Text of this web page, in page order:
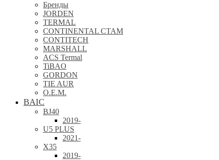
Бренды
JORDEN
TERMAL
CONTINENTAL CTAM
CONTITECH
MARSHALL
ACS Termal
TiBAO
GORDON
TIE AUR
O.E.M.
BAIC
BJ40
2019-
U5 PLUS
2021-
X35
2019-